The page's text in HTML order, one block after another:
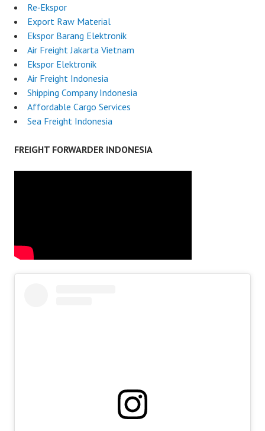
Re‑Ekspor
Export Raw Material
Ekspor Barang Elektronik
Air Freight Jakarta Vietnam
Ekspor Elektronik
Air Freight Indonesia
Shipping Company Indonesia
Affordable Cargo Services
Sea Freight Indonesia
FREIGHT FORWARDER INDONESIA